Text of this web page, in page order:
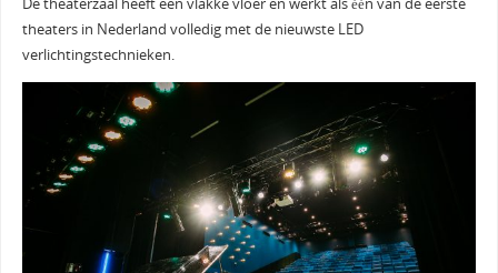
De theaterzaal heeft een vlakke vloer en werkt als één van de eerste
theaters in Nederland volledig met de nieuwste LED
verlichtingstechnieken.